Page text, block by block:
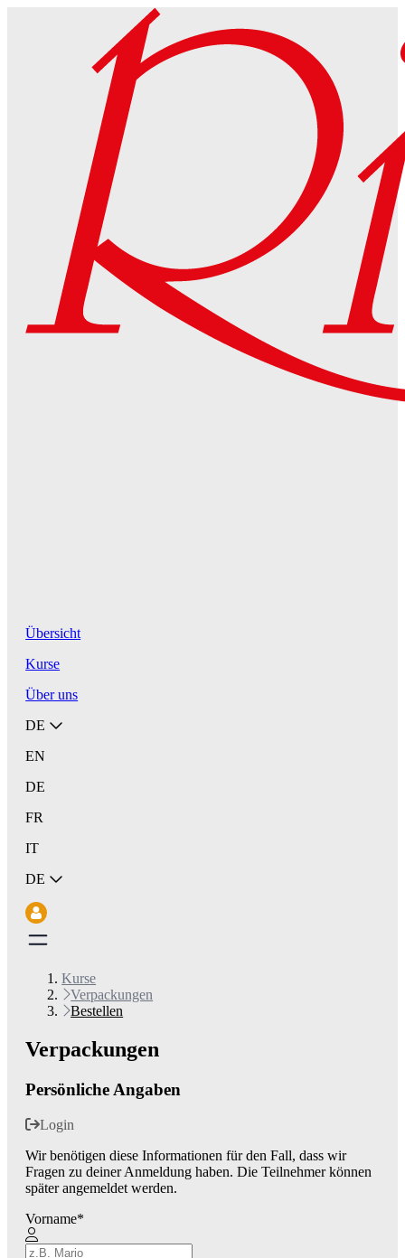
Übersicht
Kurse
Über uns
DE
EN
DE
FR
IT
DE
Kurse
Verpackungen
Bestellen
Verpackungen
Persönliche Angaben
Login
Wir benötigen diese Informationen für den Fall, dass wir
Fragen zu deiner Anmeldung haben. Die Teilnehmer können
später angemeldet werden.
Vorname*